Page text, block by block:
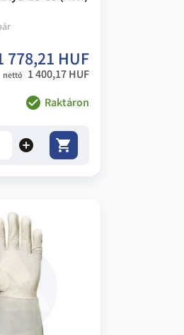
778,21 HUF
nettó 1 400,17 HUF
Raktáron
add